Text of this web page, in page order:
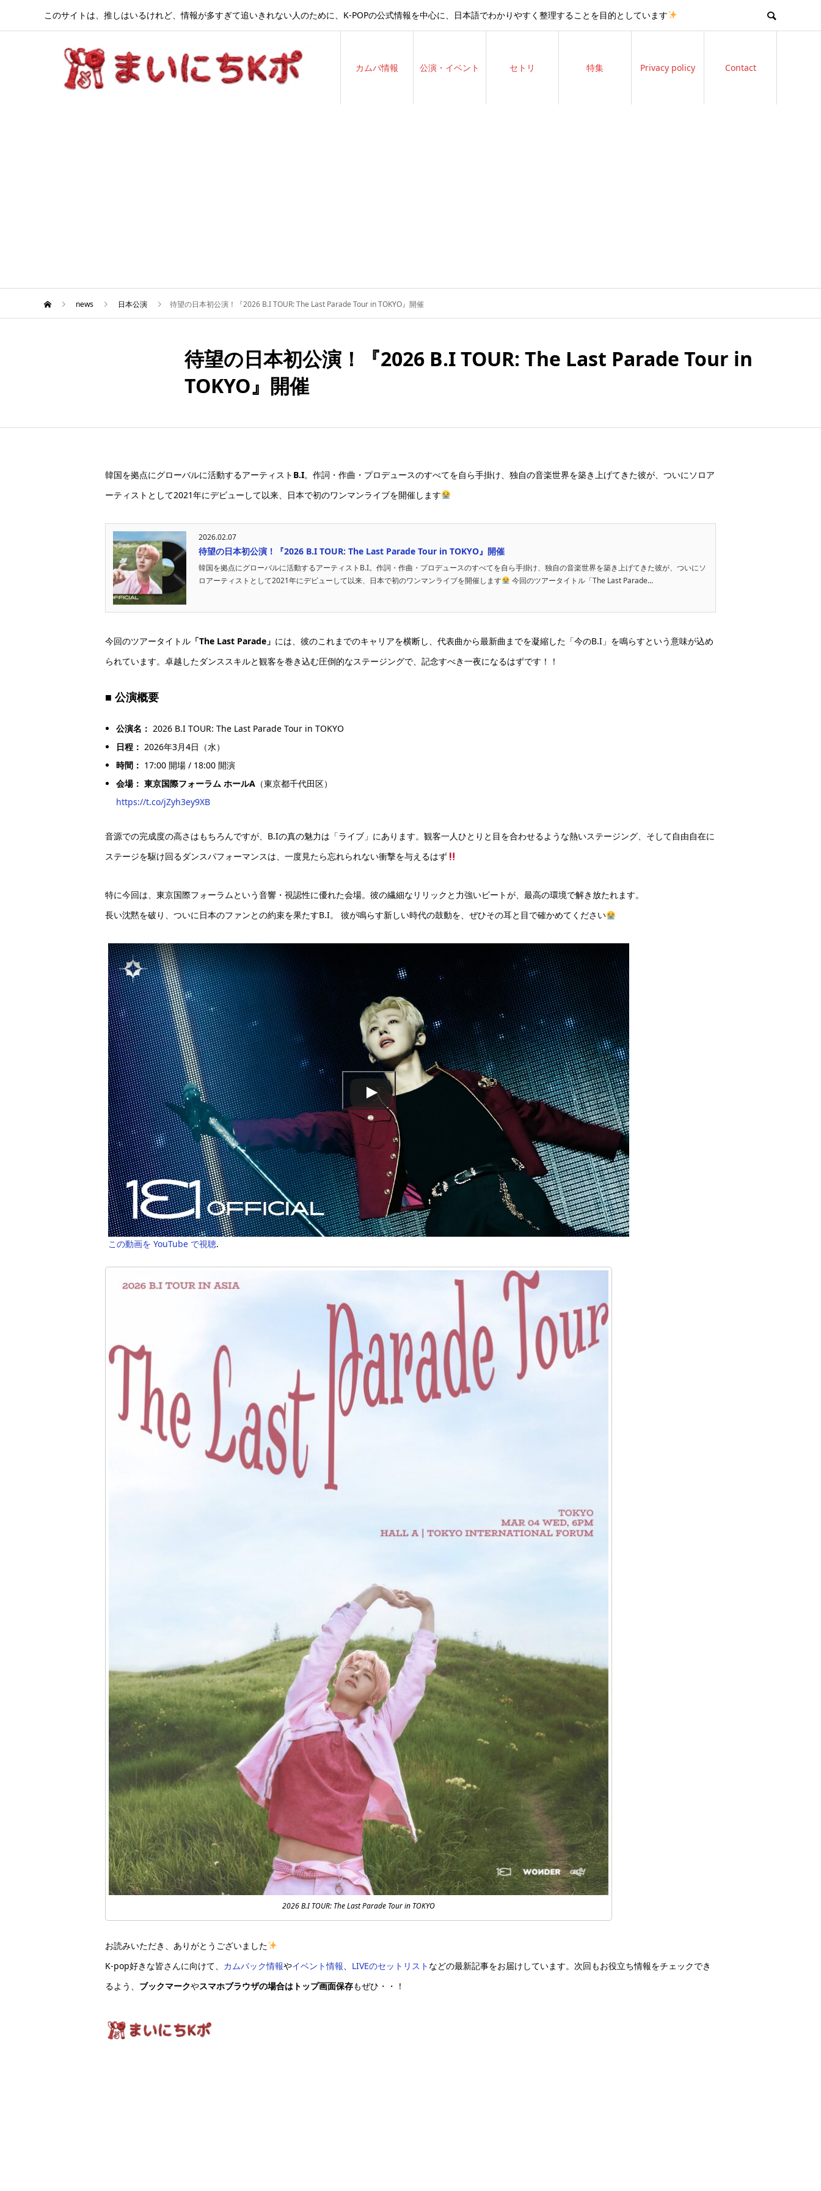
このサイトは、推しはいるけれど、情報が多すぎて追いきれない人のために、K-POPの公式情報を中心に、日本語でわかりやすく整理することを目的としています
カムバ情報 公演・イベント セトリ 特集 Privacy policy Contact
news 日本公演 待望の日本初公演！『2026 B.I TOUR: The Last Parade Tour in TOKYO』開催
待望の日本初公演！『2026 B.I TOUR: The Last Parade Tour in
TOKYO』開催
韓国を拠点にグローバルに活動するアーティスト B.I。作詞・作曲・プロデュースのすべてを自ら手掛け、独自の音楽世界を築き上げてきた彼が、ついにソロア
ーティストとして2021年にデビューして以来、日本で初のワンマンライブを開催します
2026.02.07
待望の日本初公演！『2026 B.I TOUR: The Last Parade Tour in TOKYO』開催
韓国を拠点にグローバルに活動するアーティストB.I。作詞・作曲・プロデュースのすべてを自ら手掛け、独自の音楽世界を築き上げてきた彼が、ついにソ
ロアーティストとして2021年にデビューして以来、日本で初のワンマンライブを開催します
今回のツアータイトル「The Last Parade...
今回のツアータイトル 「The Last Parade」 には、彼のこれまでのキャリアを横断し、代表曲から最新曲までを凝縮した「今のB.I」を鳴らすという意味が込め
られています。卓越したダンススキルと観客を巻き込む圧倒的なステージングで、記念すべき一夜になるはずです！！
■ 公演概要
公演名： 2026 B.I TOUR: The Last Parade Tour in TOKYO
日程： 2026年3月4日（水）
時間： 17:00 開場 / 18:00 開演
会場： 東京国際フォーラム ホールA （東京都千代田区）
https://t.co/jZyh3ey9XB
音源での完成度の高さはもちろんですが、B.Iの真の魅力は「ライブ」にあります。観客一人ひとりと目を合わせるような熱いステージング、そして自由自在に
ステージを駆け回るダンスパフォーマンスは、一度見たら忘れられない衝撃を与えるはず
特に今回は、東京国際フォーラムという音響・視認性に優れた会場。彼の繊細なリリックと力強いビートが、最高の環境で解き放たれます。
長い沈黙を破り、ついに日本のファンとの約束を果たすB.I。 彼が鳴らす新しい時代の鼓動を、ぜひその耳と目で確かめてください
この動画を YouTube で視聴.
2026 B.I TOUR: The Last Parade Tour in TOKYO
お読みいただき、ありがとうございました
K-pop好きな皆さんに向けて、 カムバック情報やイベント情報 LIVEのセットリスト などの最新記事をお届けしています。次回もお役立ち情報をチェックでき
るよう、 ブックマークやスマホブラウザの場合はトップ画面保存もぜひ・・！